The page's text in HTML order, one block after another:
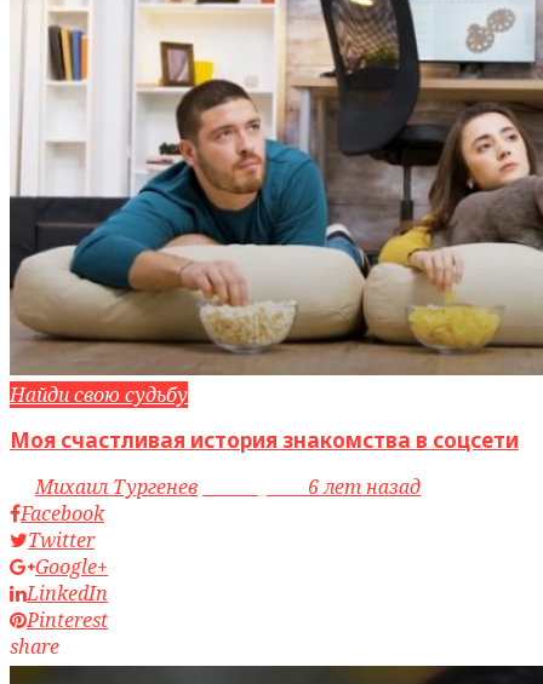
Найди свою судьбу
Моя счастливая история знакомства в соцсети
byМихаил Тургенев
6 лет назад
Facebook
Twitter
Google+
LinkedIn
Pinterest
share